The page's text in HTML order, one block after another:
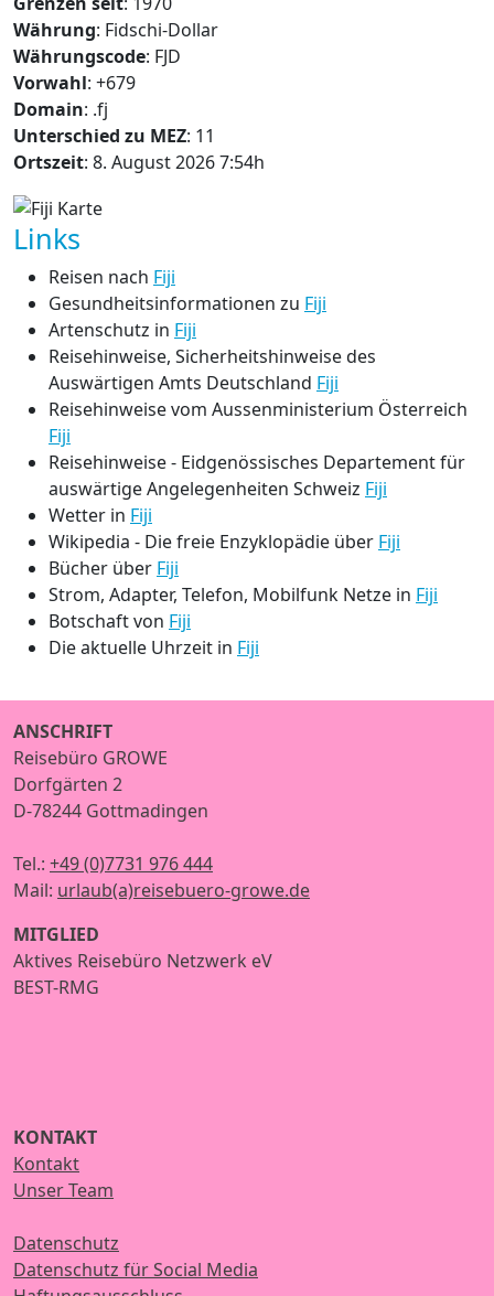
Währung: Fidschi-Dollar
Währungscode: FJD
Vorwahl: +679
Domain: .fj
Unterschied zu MEZ: 11
Ortszeit: 8. August 2026 7:54h
Links
Reisen nach Fiji
Gesundheitsinformationen zu Fiji
Artenschutz in Fiji
Reisehinweise, Sicherheitshinweise des
Auswärtigen Amts Deutschland Fiji
Reisehinweise vom Aussenministerium Österreich
Fiji
Reisehinweise - Eidgenössisches Departement für
auswärtige Angelegenheiten Schweiz Fiji
Wetter in Fiji
Wikipedia - Die freie Enzyklopädie über Fiji
Bücher über Fiji
Strom, Adapter, Telefon, Mobilfunk Netze in Fiji
Botschaft von Fiji
Die aktuelle Uhrzeit in Fiji
ANSCHRIFT
Reisebüro GROWE
Dorfgärten 2
D-78244 Gottmadingen
Tel.: +49 (0)7731 976 444
Mail: urlaub(a)reisebuero-growe.de
MITGLIED
Aktives Reisebüro Netzwerk eV
BEST-RMG
KONTAKT
Kontakt
Unser Team
Datenschutz
Datenschutz für Social Media